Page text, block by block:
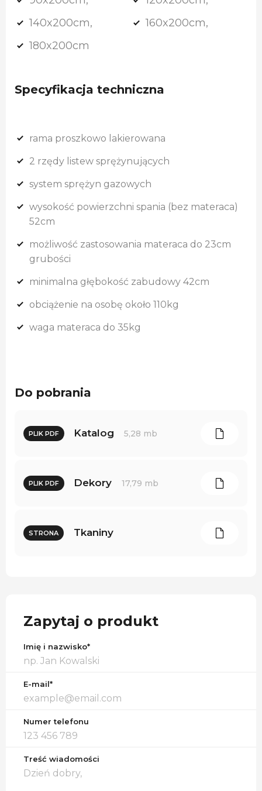
140x200cm,
160x200cm,
180x200cm
Specyfikacja techniczna
rama proszkowo lakierowana
2 rzędy listew sprężynujących
system sprężyn gazowych
wysokość powierzchni spania (bez materaca)
52cm
możliwość zastosowania materaca do 23cm
grubości
minimalna głębokość zabudowy 42cm
obciążenie na osobę około 110kg
waga materaca do 35kg
Do pobrania
PLIK PDF Katalog 5,28 mb
PLIK PDF Dekory 17,79 mb
STRONA Tkaniny
Zapytaj o produkt
Imię i nazwisko*
E-mail*
Numer telefonu
Treść wiadomości